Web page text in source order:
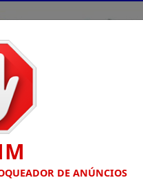
DE ANÚNCIOS